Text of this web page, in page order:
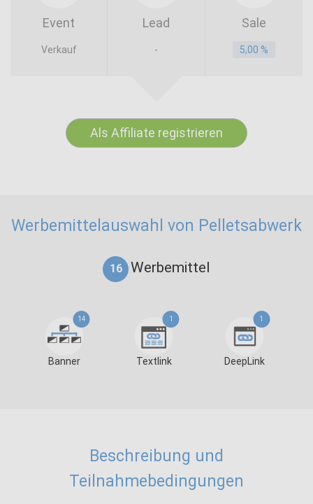
Event Lead Sale
Verkauf - 5,00 %
Als Affiliate registrieren
Werbemittelauswahl von Pelletsabwerk
16 Werbemittel
14
Banner
1
Textlink
1
DeepLink
Beschreibung und
Teilnahmebedingungen